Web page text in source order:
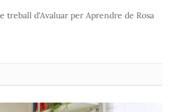
treball d'Avaluar per Aprendre de Rosa